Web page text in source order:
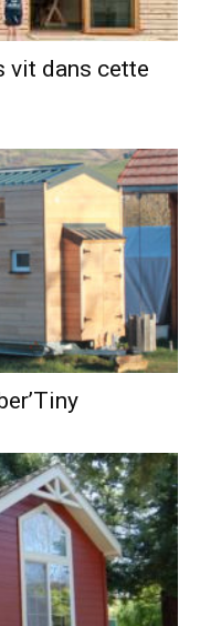
vit dans cette